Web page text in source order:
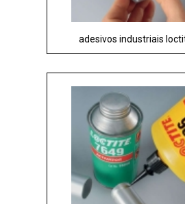
adesivos industriais